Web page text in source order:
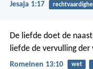
Jesaja 1:17
De liefde doet de
liefde de vervulling der
Romeinen 13:10 wet